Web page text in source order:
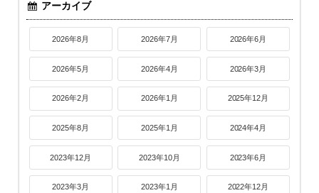
アーカイブ
2026年8月 2026年7月 2026年6月
2026年5月 2026年4月 2026年3月
2026年2月 2026年1月 2025年12月
2025年8月 2025年1月 2024年4月
2023年12月 2023年10月 2023年6月
2023年3月 2023年1月 2022年12月